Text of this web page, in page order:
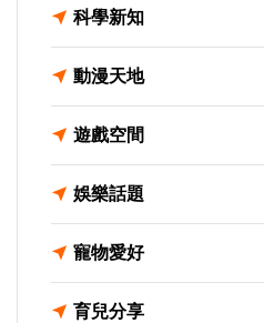
科學新知
動漫天地
遊戲空間
娛樂話題
寵物愛好
育兒分享